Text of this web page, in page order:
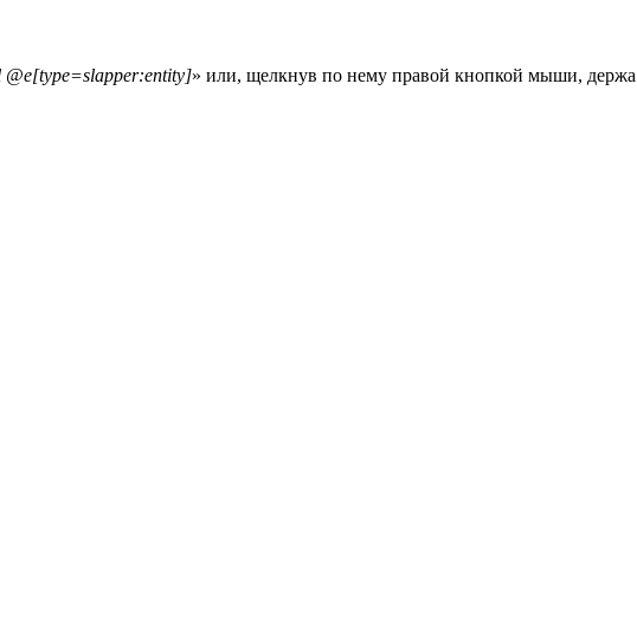
@e[type=slapper:entity]» или, щелкнув по нему правой кнопкой мыши, держа